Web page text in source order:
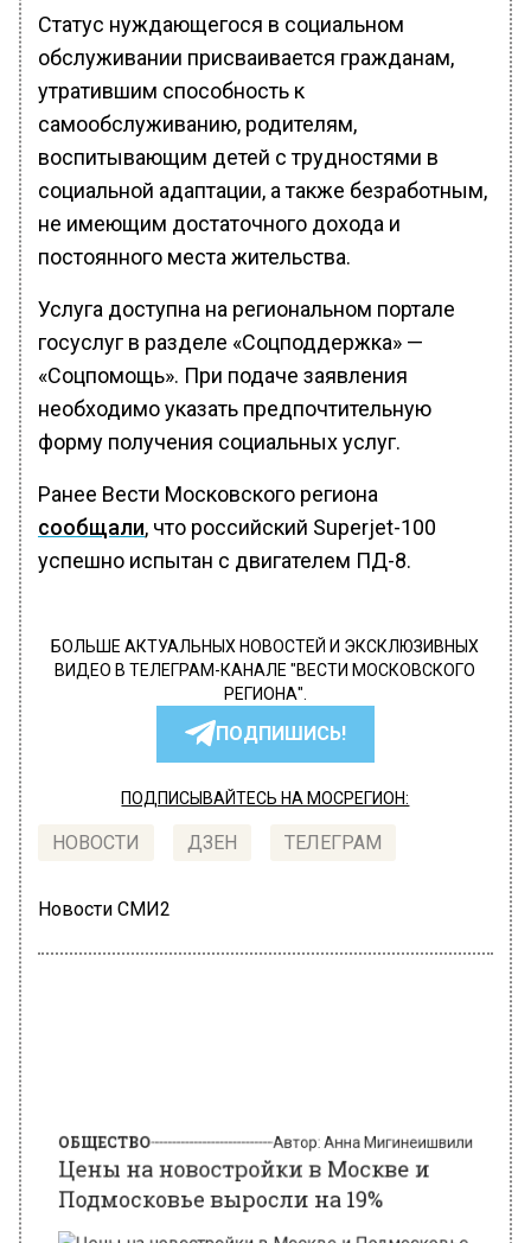
Статус нуждающегося в социальном
обслуживании присваивается гражданам,
утратившим способность к
самообслуживанию, родителям,
воспитывающим детей с трудностями в
социальной адаптации, а также безработным,
не имеющим достаточного дохода и
постоянного места жительства.
Услуга доступна на региональном портале
госуслуг в разделе «Соцподдержка» —
«Соцпомощь». При подаче заявления
необходимо указать предпочтительную
форму получения социальных услуг.
Ранее Вести Московского региона
сообщали, что российский Superjet-100
успешно испытан с двигателем ПД-8.
БОЛЬШЕ АКТУАЛЬНЫХ НОВОСТЕЙ И ЭКСКЛЮЗИВНЫХ
ВИДЕО В ТЕЛЕГРАМ-КАНАЛЕ "ВЕСТИ МОСКОВСКОГО
РЕГИОНА".
ПОДПИШИСЬ!
ПОДПИСЫВАЙТЕСЬ НА МОСРЕГИОН:
НОВОСТИ ДЗЕН ТЕЛЕГРАМ
Новости СМИ2